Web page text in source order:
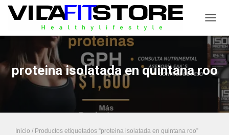
proteina isolatada en quintana roo
Inicio / Productos etiquetados “proteina isolatada en quintana roo”